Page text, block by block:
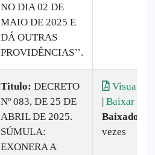
NO DIA 02 DE
MAIO DE 2025 E
DÁ OUTRAS
PROVIDÊNCIAS’’.
Titulo: DECRETO
Nº 083, DE 25 DE
ABRIL DE 2025.
SÚMULA:
EXONERA A
Visualizar
| Baixar
Baixado:
vezes